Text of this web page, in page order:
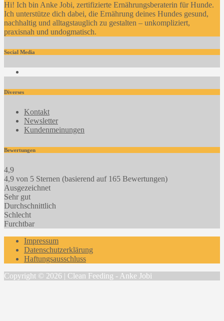
Hi! Ich bin Anke Jobi, zertifizierte Ernährungsberaterin für Hunde.
Ich unterstütze dich dabei, die Ernährung deines Hundes gesund,
nachhaltig und alltagstauglich zu gestalten – unkompliziert,
praxisnah und undogmatisch.
Social Media
Diverses
Kontakt
Newsletter
Kundenmeinungen
Bewertungen
4,9
4,9 von 5 Sternen (basierend auf 165 Bewertungen)
Ausgezeichnet
Sehr gut
Durchschnittlich
Schlecht
Furchtbar
Impressum
Datenschutzerklärung
Haftungsausschluss
Copyright © 2026 | Clean Feeding - Anke Jobi